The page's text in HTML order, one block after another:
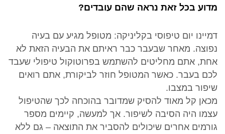
מדוע בכל זאת נראה שהם עובדים?
דמיינו יום טיפוסי בקליניקה: מטופל מגיע עם בעיה
נפוצה. מאחר שבעבר כבר ראיתם את הבעיה הזאת לא
אחת, אתם מחליטים להשתמש בפרוטוקול טיפולי שעבד
לכם בעבר. כאשר המטופל חוזר לביקורת, אתם רואים
שיפור במצבו.
מכאן קל מאוד להסיק שמדובר בהוכחה לכך שהטיפול
עצמו היה הסיבה לשיפור. אך למעשה, קיימים מספר
גורמים אחרים שיכולים להסביר את התוצאה – גם ללא